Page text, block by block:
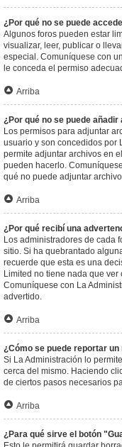
¿Por qué no se puede
Algunos foros pueden estar
visualizar, leer, publicar o
especial. Comuníquese con
le conceda el permiso
Arriba
¿Por qué no se puede
Los permisos para adjuntar
usuario y son concedidos por
permite adjuntar archivos en
pueden hacerlo.
qué no puede adjuntar
Arriba
¿Por qué recibí una
Los administradores de cada
sitio. Si ha quebrantado
recuerde que esta es una
Limited no tiene nada que
Comuníquese con La
advertido.
Arriba
¿Cómo se puede reportar
Si La Administración lo
cerca del mismo. Haciendo
de ciertos pasos necesarios
Arriba
¿Para qué sirve el botón